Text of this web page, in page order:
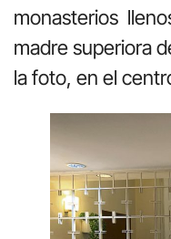
monasterios
madre superiora
la foto, en el